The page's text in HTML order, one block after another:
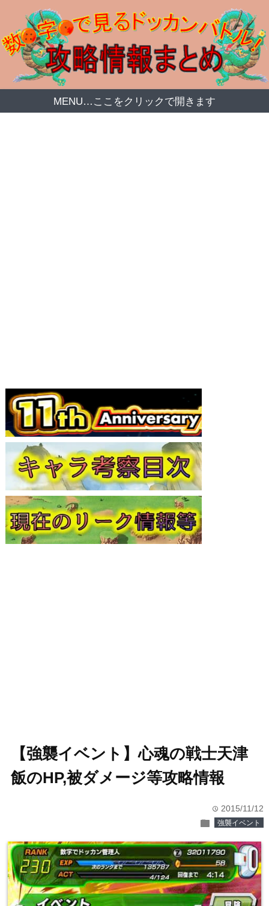
MENU…ここをクリックで開きます
【強襲イベント】心魂の戦士天津
飯のHP,被ダメージ等攻略情報
time 2015/11/12
folder 強襲イベント